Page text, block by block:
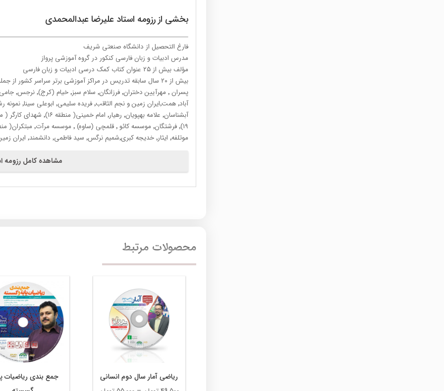
بخشی از رزومه استاد علیرضا عبدالمحمدی
فارغ التحصیل از دانشگاه صنعتی شریف
مدرس ادبیات و زبان فارسی کنکور در گروه آموزشی پرواز
مؤلف بیش از ۲۵ عنوان کتاب کمک درسی ادبیات و زبان فارسی
موتلفه٬ ایثار٬ خدیجه کبری٬شمیم نرگس٬ سید فاطمی٬ دانشمند٬ ایران زمین (اهواز) و …
مشاهده کامل رزومه
محصولات مرتبط
ریاضی آمار سال دوم انسانی
جمع بندی ریاضیات